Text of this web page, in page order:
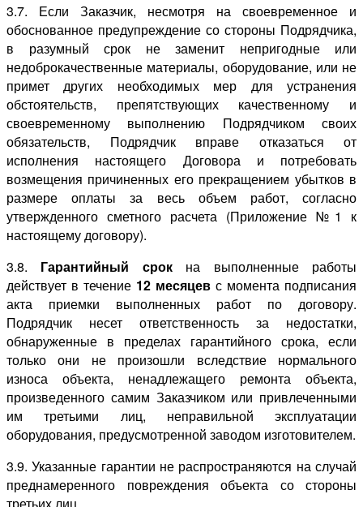
3.7. Если Заказчик, несмотря на своевременное и
обоснованное предупреждение со стороны Подрядчика,
в разумный срок не заменит непригодные или
недоброкачественные материалы, оборудование, или не
примет других необходимых мер для устранения
обстоятельств, препятствующих качественному и
своевременному выполнению Подрядчиком своих
обязательств, Подрядчик вправе отказаться от
исполнения настоящего Договора и потребовать
возмещения причиненных его прекращением убытков в
размере оплаты за весь объем работ, согласно
утвержденного сметного расчета (Приложение №1 к
настоящему договору).
3.8. Гарантийный срокна выполненные работы
действует в течение 12 месяцев с момента подписания
акта приемки выполненных работ по договору.
Подрядчик несет ответственность за недостатки,
обнаруженные в пределах гарантийного срока, если
только они не произошли вследствие нормального
износа объекта, ненадлежащего ремонта объекта,
произведенного самим Заказчиком или привлеченными
им третьими лиц, неправильной эксплуатации
оборудования, предусмотренной заводом изготовителем.
3.9. Указанные гарантии не распространяются на случай
преднамеренного повреждения объекта со стороны
третьих лиц.